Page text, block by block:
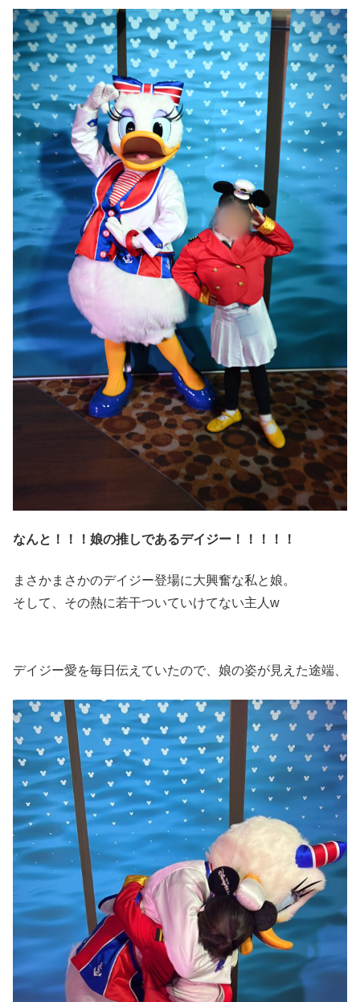
なんと！！！娘の推しであるデイジー！！！！！
まさかまさかのデイジー登場に大興奮な私と娘。
そして、その熱に若干ついていけてない主人w
デイジー愛を毎日伝えていたので、娘の姿が見えた途端、